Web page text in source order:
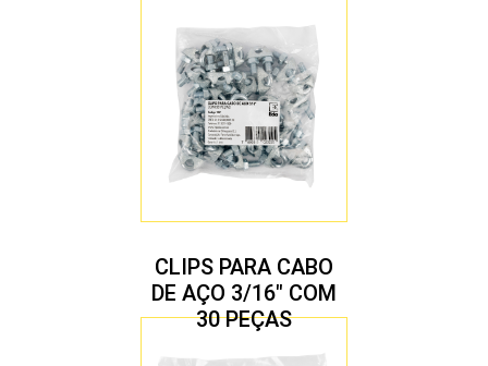
CLIPS PARA CABO
DE AÇO 3/16″ COM
30 PEÇAS